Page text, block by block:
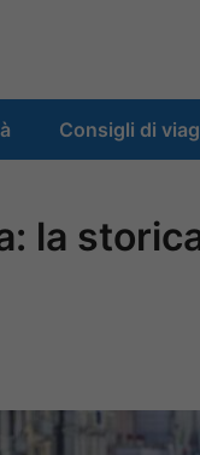
Consigli di
la